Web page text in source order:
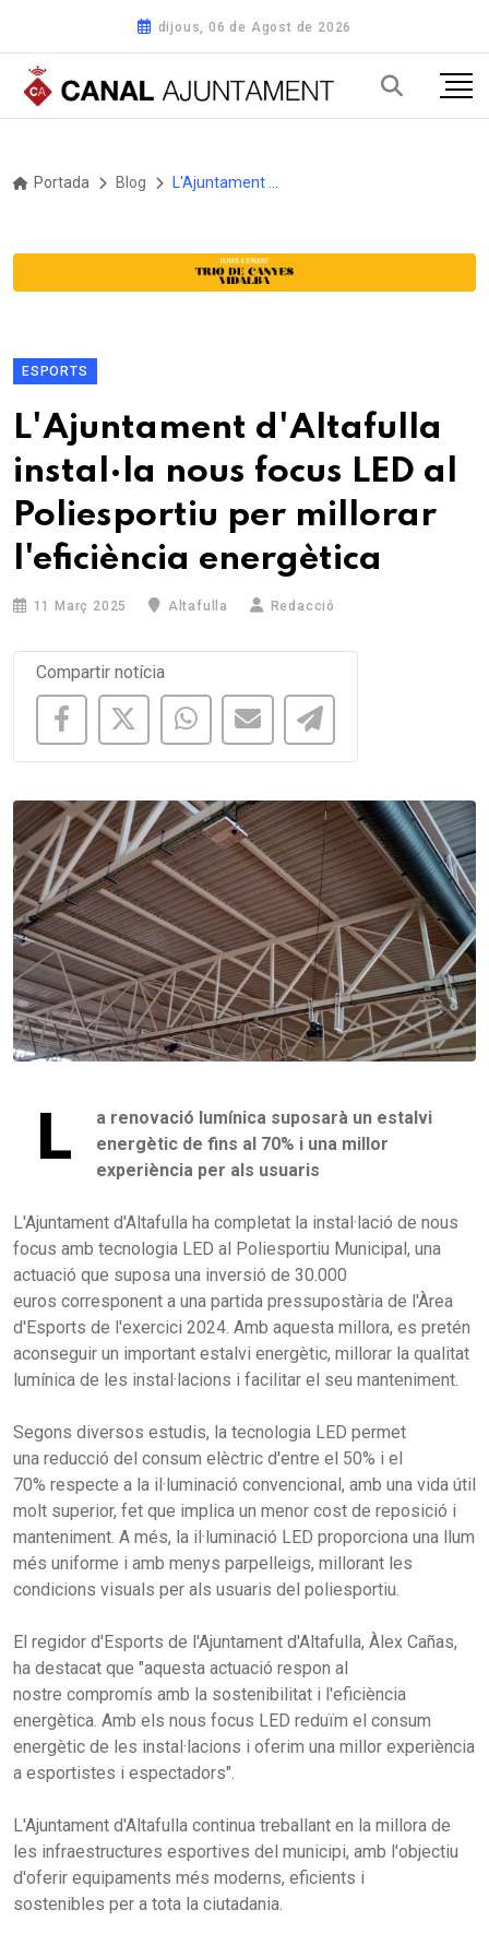
dijous, 06 de Agost de 2026
Portada Blog
ESPORTS
L'Ajuntament d'Altafulla
instal·la nous focus LED al
Poliesportiu per millorar
l'eficiència energètica
11 Març 2025 Altafulla Redacció
Compartir notícia
L
a renovació lumínica suposarà un estalvi
energètic de fins al 70% i una millor
experiència per als usuaris
L'Ajuntament d'Altafulla ha completat la instal·lació de nous
focus amb tecnologia LED al Poliesportiu Municipal, una
actuació que suposa una inversió de 30.000
euros corresponent a una partida pressupostària de l'Àrea
d'Esports de l'exercici 2024. Amb aquesta millora, es pretén
aconseguir un important estalvi energètic, millorar la qualitat
lumínica de les instal·lacions i facilitar el seu manteniment.
Segons diversos estudis, la tecnologia LED permet
una reducció del consum elèctric d'entre el 50% i el
70% respecte a la il·luminació convencional, amb una vida útil
molt superior, fet que implica un menor cost de reposició i
manteniment. A més, la il·luminació LED proporciona una llum
més uniforme i amb menys parpelleigs, millorant les
condicions visuals per als usuaris del poliesportiu.
El regidor d'Esports de l'Ajuntament d'Altafulla, Àlex Cañas,
ha destacat que "aquesta actuació respon al
nostre compromís amb la sostenibilitat i l'eficiència
energètica. Amb els nous focus LED reduïm el consum
energètic de les instal·lacions i oferim una millor experiència
a esportistes i espectadors".
L'Ajuntament d'Altafulla continua treballant en la millora de
les infraestructures esportives del municipi, amb l'objectiu
d'oferir equipaments més moderns, eficients i
sostenibles per a tota la ciutadania.